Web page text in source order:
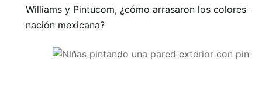
Williams y Pintucom, ¿cómo arrasaron los colores
nación mexicana?